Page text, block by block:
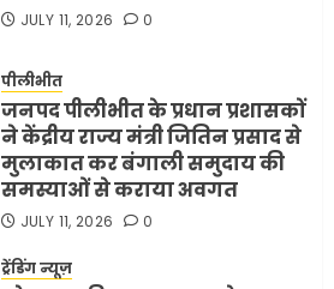
JULY 11, 2026 0
पीलीभीत
जनपद पीलीभीत के प्रधान प्रशासकों
ने केंद्रीय राज्य मंत्री जितिन प्रसाद से
मुलाकात कर बंगाली समुदाय की
समस्याओं से कराया अवगत
JULY 11, 2026 0
ट्रेंडिंग न्यूज़